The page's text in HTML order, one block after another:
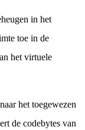
in het
toe in de
het virtuele
het toegewezen
de codebytes van